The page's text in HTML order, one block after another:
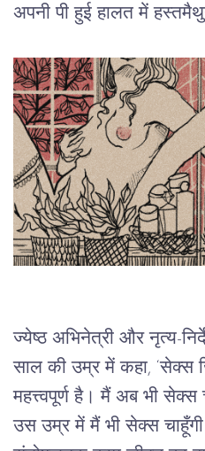
अपनी पी हुई हालत में
ज्येष्ठ अभिनेत्री और नृत्य-
साल की उम्र में कहा, ‘सेक्स
महत्त्वपूर्ण है। मैं अब भी सेक्स
उस उम्र में मैं भी सेक्स